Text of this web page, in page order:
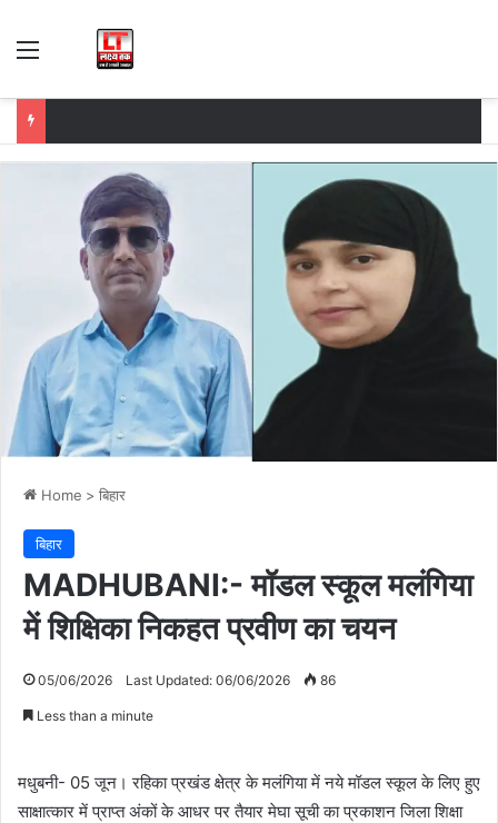
Menu
Home > बिहार
बिहार
MADHUBANI:- मॉडल स्कूल मलंगिया
में शिक्षिका निकहत प्रवीण का चयन
05/06/2026 Last Updated: 06/06/2026 86
Less than a minute
मधुबनी- 05 जून। रहिका प्रखंड क्षेत्र के मलंगिया में नये मॉडल स्कूल के लिए हुए
साक्षात्कार में प्राप्त अंकों के आधर पर तैयार मेघा सूची का प्रकाशन जिला शिक्षा